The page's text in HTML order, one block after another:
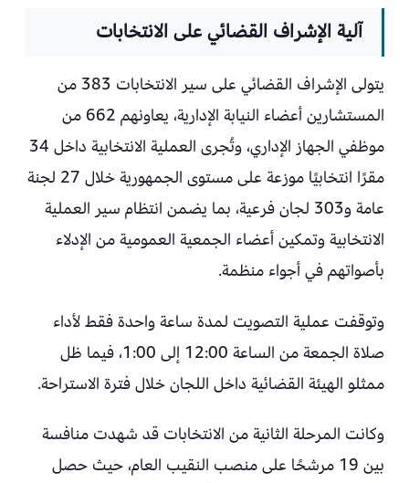
آلية الإشراف القضائي على الانتخابات
يتولى الإشراف القضائي على سير الانتخابات 383 من
المستشارين أعضاء النيابة الإدارية، يعاونهم 662 من
موظفي الجهاز الإداري، وتُجرى العملية الانتخابية داخل 34
مقرًا انتخابيًا موزعة على مستوى الجمهورية خلال 27 لجنة
عامة و303 لجان فرعية، بما يضمن انتظام سير العملية
الانتخابية وتمكين أعضاء الجمعية العمومية من الإدلاء
بأصواتهم في أجواء منظمة.
وتوقفت عملية التصويت لمدة ساعة واحدة فقط لأداء
صلاة الجمعة من الساعة 12:00 إلى 1:00، فيما ظل
ممثلو الهيئة القضائية داخل اللجان خلال فترة الاستراحة.
وكانت المرحلة الثانية من الانتخابات قد شهدت منافسة
بين 19 مرشحًا على منصب النقيب العام، حيث حصل